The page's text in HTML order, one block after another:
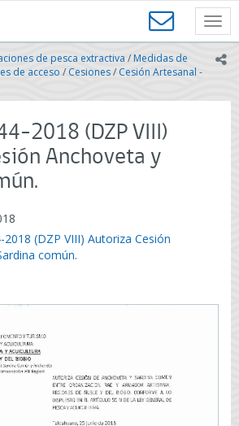
de pesca extractiva / Medidas de
de acceso / Cesiones/ Cesión Artesanal -
2018 (DZP VIII)
Anchoveta y
2018 (DZP VIII) Autoriza Cesión
común.